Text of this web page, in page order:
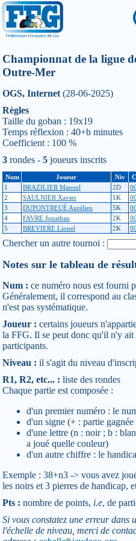
Championnat de la ligue
Outre-Mer
OGS, Internet (28-06-2025)
Règles
Taille du goban : 19x19
Temps réflexion : 40+b minutes
Coefficient : 100 %
3 rondes - 5 joueurs inscrits
Num Joueur Niv
1
BRAZILIER Manuel 2D
2
SAULNIER Xavier 1K
3
DUPONTREUÉ Aurélien 5K
4
FAVRE Jonathan 2K
5
BREVIERE Lionel 2K
Chercher un autre tournoi :
Notes sur le tableau de
Num : ce numéro nous est fourni
Généralement, il correspond au
n'est pas systématique.
Joueur : certains joueurs
la FFG. Il se peut donc qu'il n'y ait
participants.
Niveau : il s'agit du niveau
R1, R2, etc... : liste des rondes
Chaque partie est composée :
d'un premier numéro : le
d'un signe (+ : partie
d'une lettre (n : noir ; b :
a joué quelle couleur)
d'un autre chiffre : le
Exemple : 38+n3 -> vous avez
les noirs et 3 pierres de handicap,
Pts : nombre de points, i.e, de
Si vous constatez une erreur dans
l'échelle de niveau, merci de